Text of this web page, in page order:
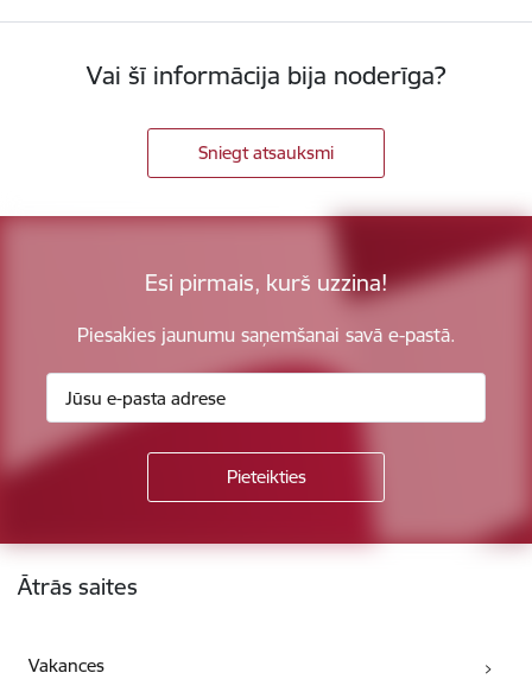
Vai šī informācija bija noderīga?
Sniegt atsauksmi
Esi pirmais, kurš uzzina!
Piesakies jaunumu saņemšanai savā e-pastā.
Kājene
Ātrās saites
Vakances